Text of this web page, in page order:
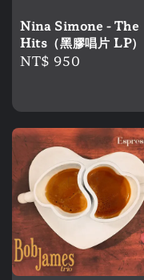
Nina Simone - The
Hits（黑膠唱片 LP）
Regular
NT$ 950